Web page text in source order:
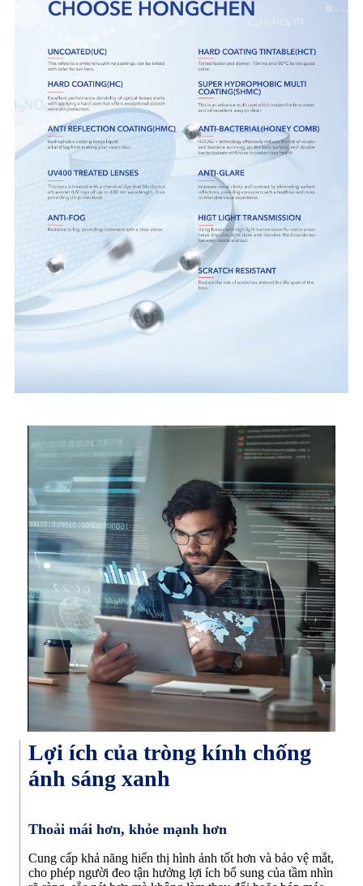
Lợi ích của tròng kính chống
ánh sáng xanh
Thoải mái hơn, khỏe mạnh hơn
Cung cấp khả năng hiển thị hình ảnh tốt hơn và bảo vệ mắt,
cho phép người đeo tận hưởng lợi ích bổ sung của tầm nhìn